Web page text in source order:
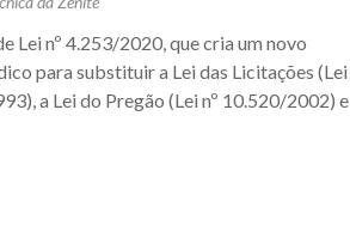
Lei nº 4.253/2020, que cria um novo
para substituir a Lei das Licitações (Lei
a Lei do Pregão (Lei nº 10.520/2002) e